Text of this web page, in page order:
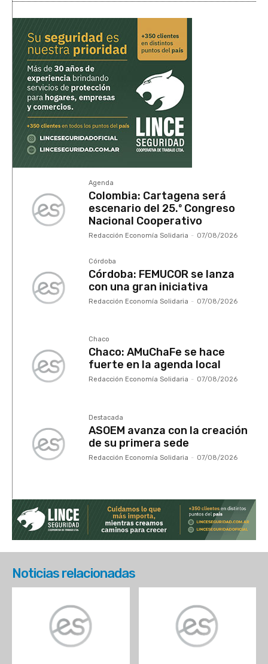
Agenda
Colombia: Cartagena será
escenario del 25.º Congreso
Nacional Cooperativo
Redacción Economía Solidaria - 07/08/2026
Córdoba
Córdoba: FEMUCOR se lanza
con una gran iniciativa
Redacción Economía Solidaria - 07/08/2026
Chaco
Chaco: AMuChaFe se hace
fuerte en la agenda local
Redacción Economía Solidaria - 07/08/2026
Destacada
ASOEM avanza con la creación
de su primera sede
Redacción Economía Solidaria - 07/08/2026
Noticias relacionadas